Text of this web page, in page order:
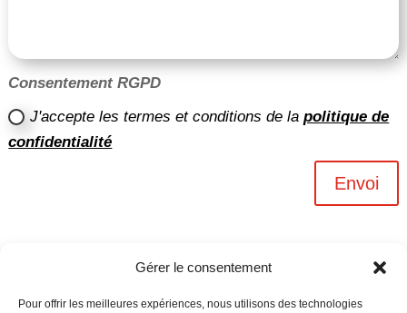
Gérer le consentement
Pour offrir les meilleures expériences, nous utilisons des technologies
Consentement RGPD
J'accepte les termes et conditions de lapolitique de
confidentialité
Envoi